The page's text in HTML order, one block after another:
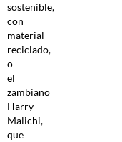
sostenible,
con
material
reciclado,
o
el
zambiano
Harry
Malichi,
que